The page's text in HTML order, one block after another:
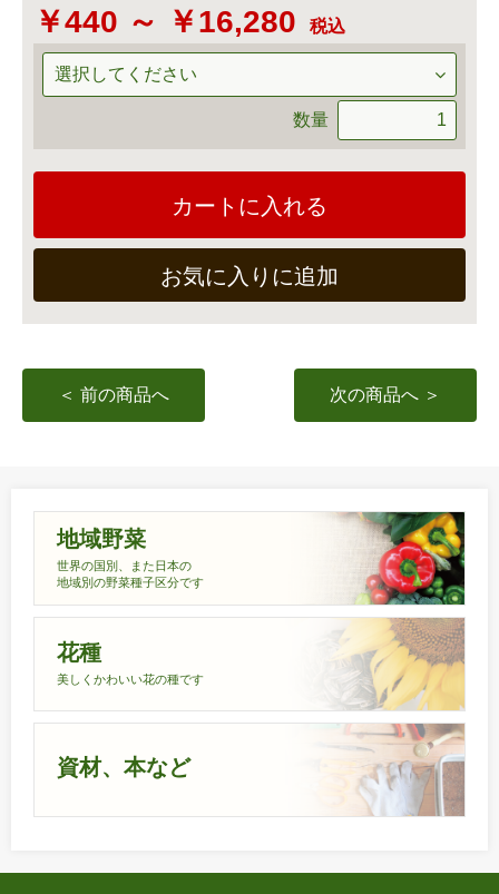
￥440 ～ ￥16,280 税込
数量
カートに入れる
お気に入りに追加
＜ 前の商品へ 次の商品へ ＞
地域野菜
世界の国別、また日本の
地域別の野菜種子区分です
花種
美しくかわいい花の種です
資材、本など